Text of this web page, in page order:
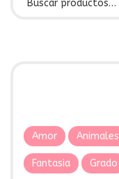
Amor Animales
Fantasia Grado